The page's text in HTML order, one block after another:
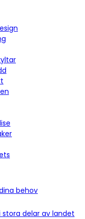
behov
stora delar av landet